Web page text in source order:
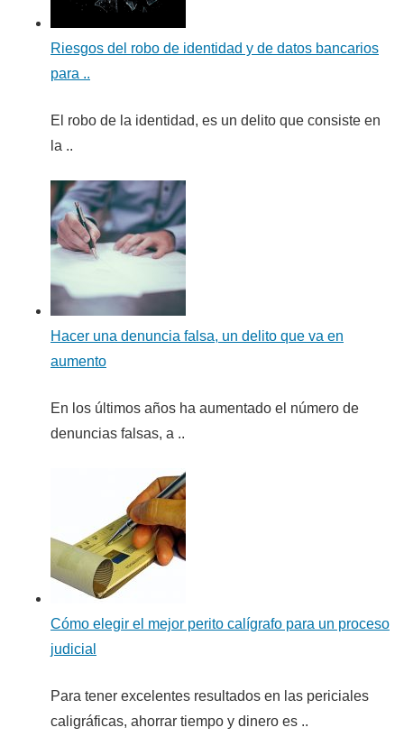
Riesgos del robo de identidad y de datos bancarios
para ..
El robo de la identidad, es un delito que consiste en
la ..
Hacer una denuncia falsa, un delito que va en
aumento
En los últimos años ha aumentado el número de
denuncias falsas, a ..
Cómo elegir el mejor perito calígrafo para un proceso
judicial
Para tener excelentes resultados en las periciales
caligráficas, ahorrar tiempo y dinero es ..